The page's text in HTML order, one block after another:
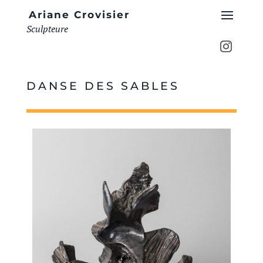
Ariane Crovisier
Sculpteure
DANSE DES SABLES